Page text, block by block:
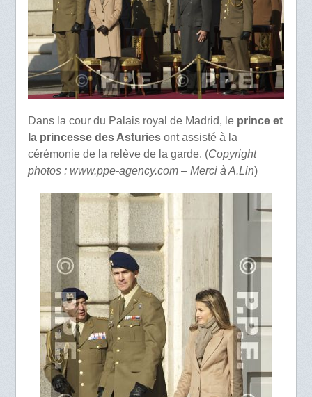
Dans la cour du Palais royal de Madrid, le prince et
la princesse des Asturiesont assisté à la
cérémonie de la relève de la garde. (Copyright
photos : www.ppe-agency.com – Merci à A.Lin)